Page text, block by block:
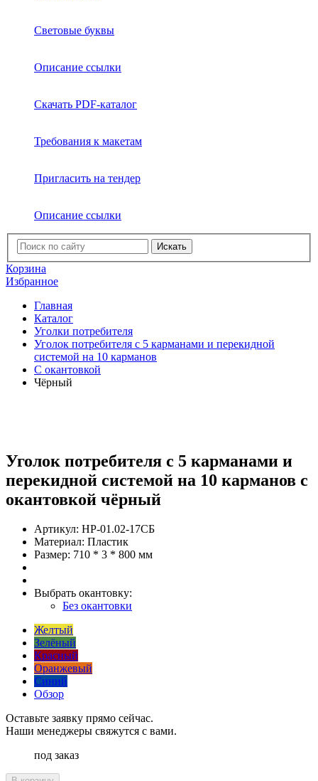
Световые буквы
Описание ссылки
Скачать PDF-каталог
Требования к макетам
Пригласить на тендер
Описание ссылки
Искать
Корзина
Избранное
Главная
Каталог
Уголки потребителя
Уголок потребителя с 5 карманами и перекидной
системой на 10 карманов
C окантовкой
Чёрный
Уголок потребителя с 5 карманами и
перекидной системой на 10 карманов с
окантовкой чёрный
Артикул: НР-01.02-17СБ
Материал: Пластик
Размер: 710 * 3 * 800 мм
Выбрать окантовку:
Без окантовки
Желтый
Зелёный
Красный
Оранжевый
Синий
Обзор
Оставьте заявку прямо сейчас.
Наши менеджеры свяжутся с вами.
под заказ